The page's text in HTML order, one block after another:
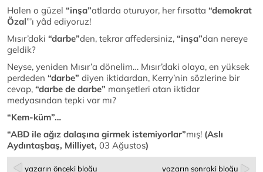
Halen o güzel “inşa”atlarda oturuyor, her fırsatta “demokrat
Özal”’ı yâd ediyoruz!
Mısır’daki “darbe”den, tekrar affedersiniz, “inşa”dan nereye
geldik?
Neyse, yeniden Mısır’a dönelim… Mısır’daki olaya, en yüksek
perdeden “darbe” diyen iktidardan, Kerry’nin sözlerine bir
cevap, “darbe de darbe” manşetleri atan iktidar
medyasından tepki var mı?
“Kem-küm”…
“ABD ile ağız dalaşına girmek istemiyorlar”mış! (Aslı
Aydıntaşbaş, Milliyet, 03 Ağustos)
yazarın önceki bloğu yazarın sonraki bloğu